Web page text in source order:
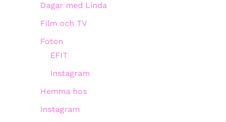
Dagar med Linda
Film och TV
Foton
EFIT
Instagram
Hemma hos
Instagram